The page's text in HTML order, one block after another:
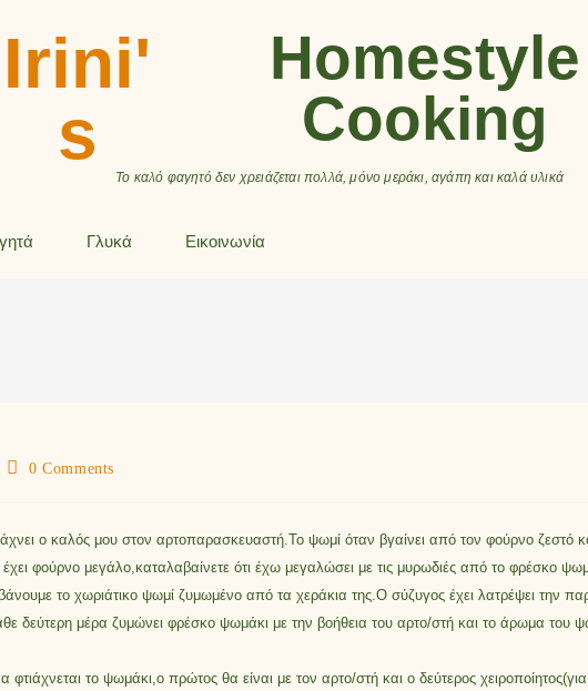
Irini'
s
Homestyle
Cooking
Το καλό φαγητό δεν χρειάζεται πολλά, μόνο μεράκι, αγάπη και καλά υλικά
Γλυκά Εικοινωνία
0 Comments
ο καλός μου στον αρτοπαρασκευαστή.Το ψωμί όταν βγαίνει από τον φούρνο ζεστό
φούρνο μεγάλο,καταλαβαίνετε ότι έχω μεγαλώσει με τις μυρωδιές από το φρέσκο
το χωριάτικο ψωμί ζυμωμένο από τα χεράκια της.Ο σύζυγος έχει λατρέψει την
δεύτερη μέρα ζυμώνει φρέσκο ψωμάκι με την βοήθεια του αρτο/στή και το άρωμα του
το ψωμάκι,ο πρώτος θα είναι με τον αρτο/στή και ο δεύτερος